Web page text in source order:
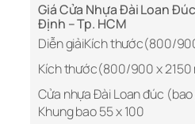
Giá Cửa Nhựa Đài Loan
Định – Tp. HCM
Diễn giảiKích thước(800/
Kích thước(800/900 x 2150
Cửa nhựa Đài Loan đúc
Khung bao 55 x 100